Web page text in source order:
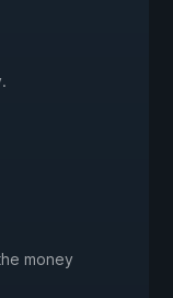
money